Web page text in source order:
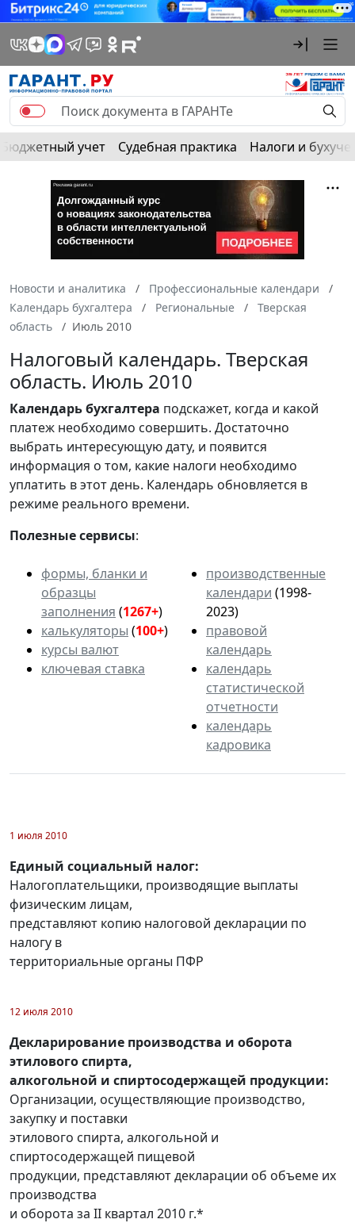
Бюджетный учет Судебная практика Налоги и
Новости и аналитика
Профессиональные календари
Календарь бухгалтера
Региональные
Тверская
область
Июль 2010
Налоговый календарь. Тверская
область. Июль 2010
Календарьбухгалтера подскажет, когда и какой
платеж необходимо совершить. Достаточно
выбрать интересующую дату, и появится
информация о том, какие налоги необходимо
уплатить в этот день. Календарь обновляется в
режиме реального времени.
Полезные сервисы:
формы, бланки и
образцы
заполнения (1267+)
калькуляторы (100+)
курсы валют
ключевая ставка
производственные
календари (1998-
2023)
правовой
календарь
календарь
статистической
отчетности
календарь
кадровика
1 июля 2010
Единый социальный налог:
Налогоплательщики, производящие выплаты
физическим лицам,
представляют копию налоговой декларации по
налогу в
территориальные органы ПФР
12 июля 2010
Декларирование производства и оборота
этилового спирта,
алкогольной и спиртосодержащей продукции:
Организации, осуществляющие производство,
закупку и поставки
этилового спирта, алкогольной и
спиртосодержащей пищевой
продукции, представляют декларации об объеме их
производства
и оборота за II квартал 2010 г.*